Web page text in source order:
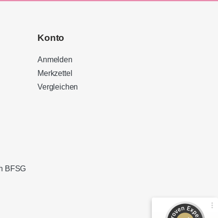
BFSG
Konto
Anmelden
Merkzettel
Vergleichen